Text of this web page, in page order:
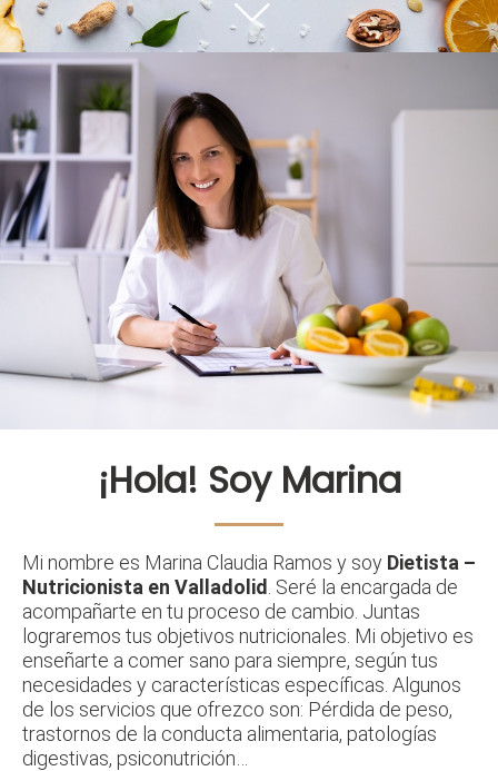
¡Hola! Soy Marina
Mi nombre es Marina Claudia Ramos y soy Dietista –
Nutricionista en Valladolid . Seré la encargada de
acompañarte en tu proceso de cambio. Juntas
lograremos tus objetivos nutricionales. Mi objetivo es
enseñarte a comer sano para siempre, según tus
necesidades y características específicas. Algunos
de los servicios que ofrezco son: Pérdida de peso,
trastornos de la conducta alimentaria, patologías
digestivas, psiconutrición…